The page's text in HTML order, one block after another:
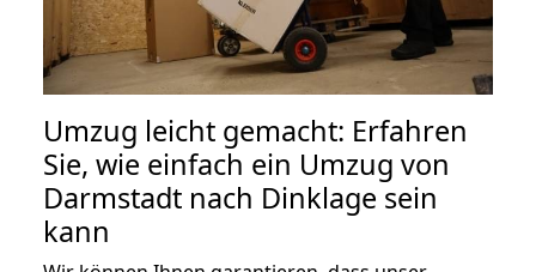
Umzug leicht gemacht: Erfahren
Sie, wie einfach ein Umzug von
Darmstadt nach Dinklage sein
kann